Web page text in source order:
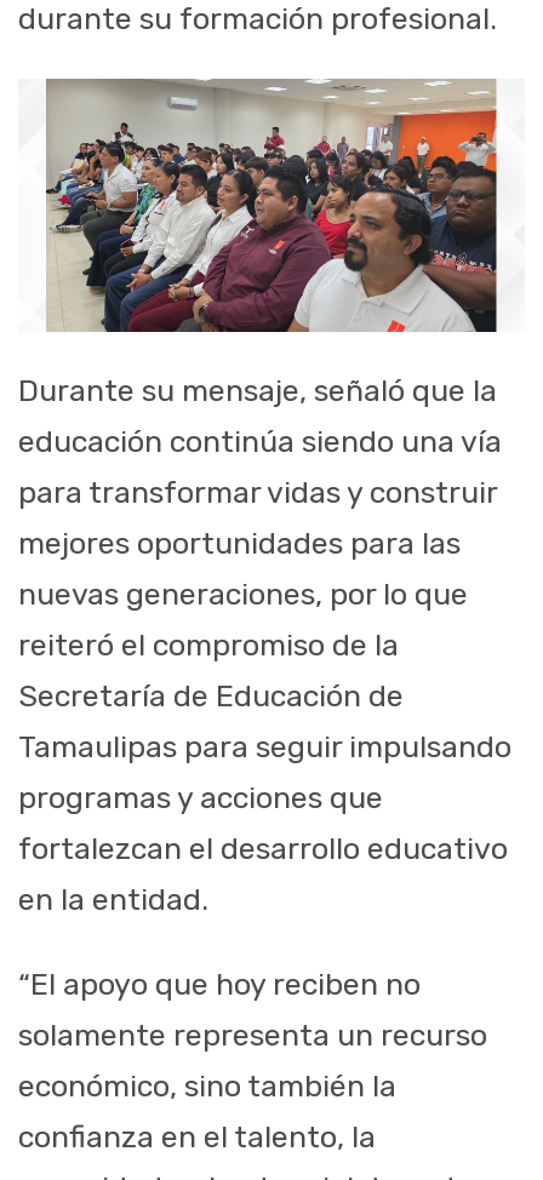
durante su formación profesional.
Durante su mensaje, señaló que la
educación continúa siendo una vía
para transformar vidas y construir
mejores oportunidades para las
nuevas generaciones, por lo que
reiteró el compromiso de la
Secretaría de Educación de
Tamaulipas para seguir impulsando
programas y acciones que
fortalezcan el desarrollo educativo
en la entidad.
“El apoyo que hoy reciben no
solamente representa un recurso
económico, sino también la
confianza en el talento, la